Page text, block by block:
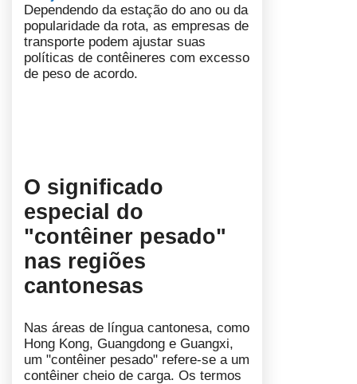
Dependendo da estação do ano ou da
popularidade da rota, as empresas de
transporte podem ajustar suas
políticas de contêineres com excesso
de peso de acordo.
O significado
especial do
"contêiner pesado"
nas regiões
cantonesas
Nas áreas de língua cantonesa, como
Hong Kong, Guangdong e Guangxi,
um "contêiner pesado" refere-se a um
contêiner cheio de carga. Os termos